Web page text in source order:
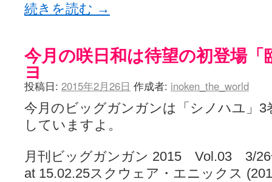
続きを読む →
今月の咲日和は待望の初登場
ヨ
投稿日: 2015年2月26日 作成者: inoken_the_world
今月のビッグガンガンは「シノハユ」3
していますよ。
月刊ビッグガンガン 2015 Vol.03 3/26
at 15.02.25スクウェア・エニックス